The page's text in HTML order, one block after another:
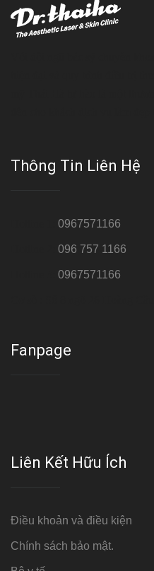
Thông Tin Liên Hệ
0967571166
096 757 1166
0967571166
Fanpage
Liên Kết Hữu Ích
Điều khoản và điều kiện
Chính sách bảo mật.